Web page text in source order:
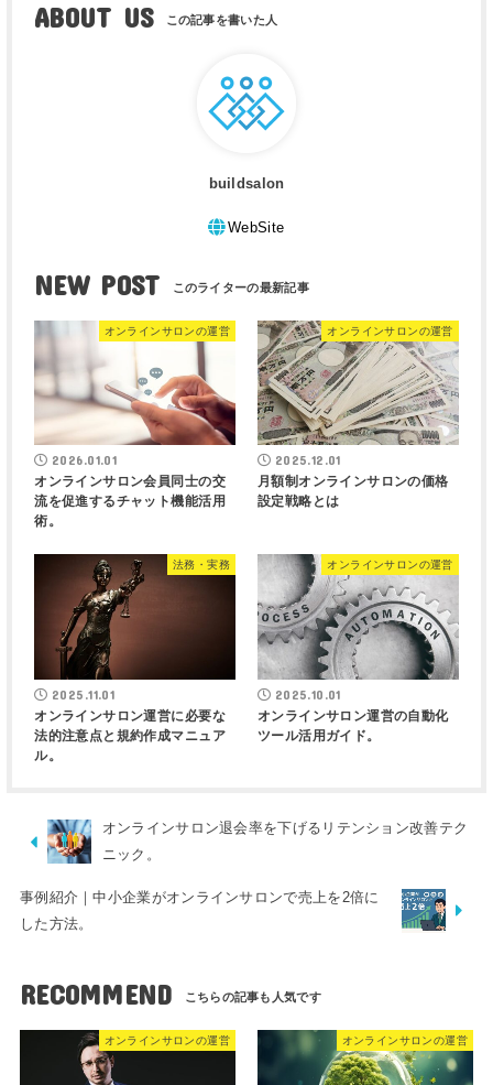
ABOUT US
buildsalon
WebSite
NEW POST
オンラインサロンの運営
2026.01.01
オンラインサロン会員同士の交
流を促進するチャット機能活用
術。
オンラインサロンの運営
2025.12.01
月額制オンラインサロンの価格
設定戦略とは
法務・実務
2025.11.01
オンラインサロン運営に必要な
法的注意点と規約作成マニュア
ル。
オンラインサロンの運営
2025.10.01
オンラインサロン運営の自動化
ツール活用ガイド。
オンラインサロン退会率を下げるリテンション改善テク
ニック。
事例紹介｜中小企業がオンラインサロンで売上を2倍に
した方法。
RECOMMEND
オンラインサロンの運営 オンラインサロンの運営